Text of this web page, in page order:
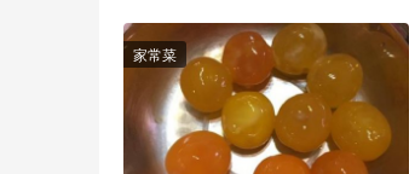
家常菜